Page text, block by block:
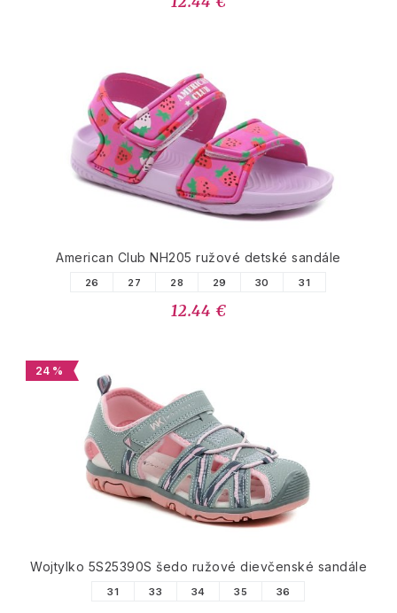
American Club NH205 ružové detské sandále
26 27 28 29 30 31
12.44 €
24 %
Wojtylko 5S25390S šedo ružové dievčenské sandále
31 33 34 35 36